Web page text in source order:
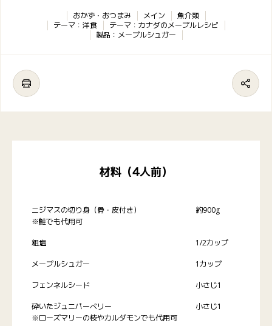
おかず・おつまみ メイン
魚介類
テーマ：洋食
テーマ：カナダのメープルレシピ
製品：メープルシュガー
材料（4人前）
ニジマスの切り身（骨・皮付き）
※鮭でも代用可
約900g
粗塩 1/2カップ
メープルシュガー 1カップ
フェンネルシード 小さじ1
砕いたジュニパーベリー
※ローズマリーの枝やカルダモンでも代用可
小さじ1